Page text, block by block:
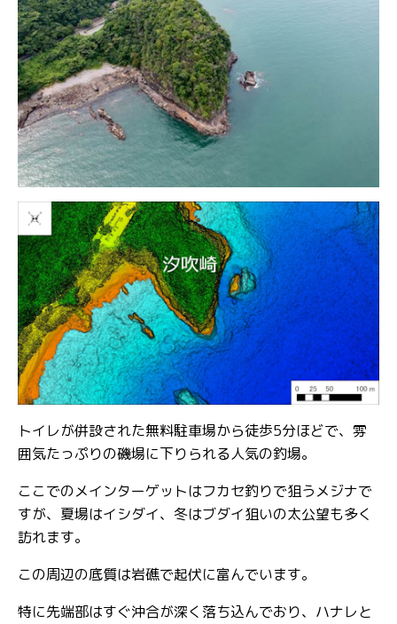
トイレが併設された無料駐車場から徒歩5分ほどで、雰
囲気たっぷりの磯場に下りられる人気の釣場。
ここでのメインターゲットはフカセ釣りで狙うメジナで
すが、夏場はイシダイ、冬はブダイ狙いの太公望も多く
訪れます。
この周辺の底質は岩礁で起伏に富んでいます。
特に先端部はすぐ沖合が深く落ち込んでおり、ハナレと